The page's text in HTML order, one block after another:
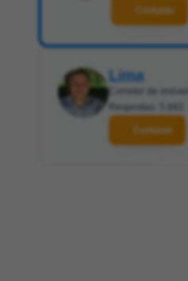
Contatar
Lima
Contatar